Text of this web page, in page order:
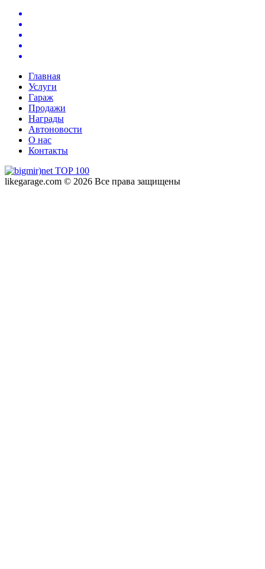
Главная
Услуги
Гараж
Продажи
Награды
Автоновости
О нас
Контакты
likegarage.com © 2026 Все права защищены